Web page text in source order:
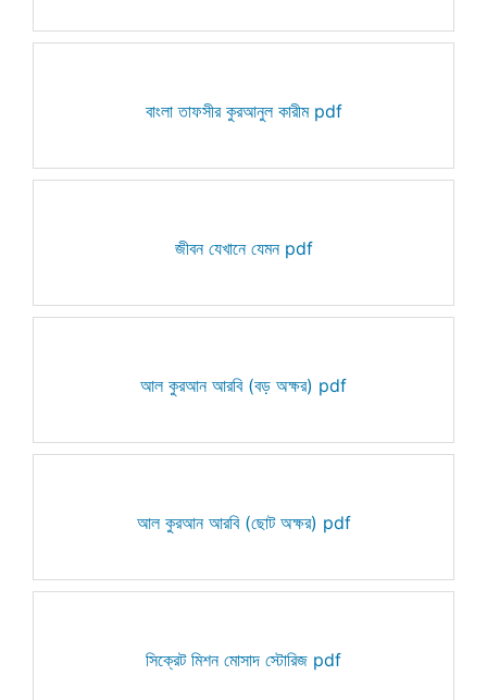
বাংলা তাফসীর কুরআনুল কারীম pdf
জীবন যেখানে যেমন pdf
আল কুরআন আরবি (বড় অক্ষর) pdf
আল কুরআন আরবি (ছোট অক্ষর) pdf
সিক্রেট মিশন মোসাদ স্টোরিজ pdf